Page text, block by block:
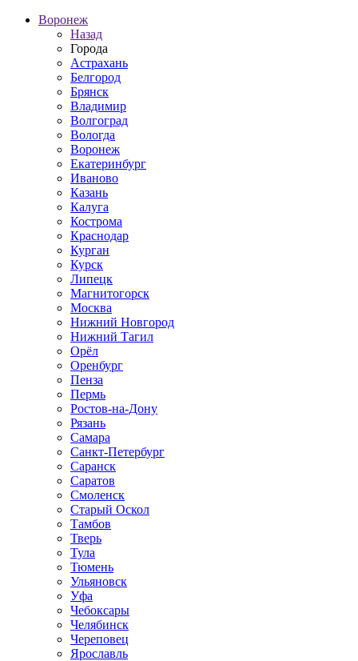
Воронеж
Назад
Города
Астрахань
Белгород
Брянск
Владимир
Волгоград
Вологда
Воронеж
Екатеринбург
Иваново
Казань
Калуга
Кострома
Краснодар
Курган
Курск
Липецк
Магнитогорск
Москва
Нижний Новгород
Нижний Тагил
Орёл
Оренбург
Пенза
Пермь
Ростов‑на‑Дону
Рязань
Самара
Санкт‑Петербург
Саранск
Саратов
Смоленск
Старый Оскол
Тамбов
Тверь
Тула
Тюмень
Ульяновск
Уфа
Чебоксары
Челябинск
Череповец
Ярославль